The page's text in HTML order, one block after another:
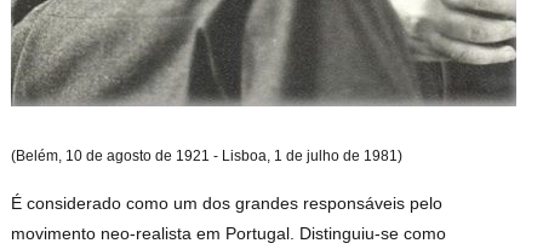
(Belém, 10 de agosto de 1921 - Lisboa, 1 de julho de 1981)
É considerado como um dos grandes responsáveis pelo
movimento neo-realista em Portugal. Distinguiu-se como